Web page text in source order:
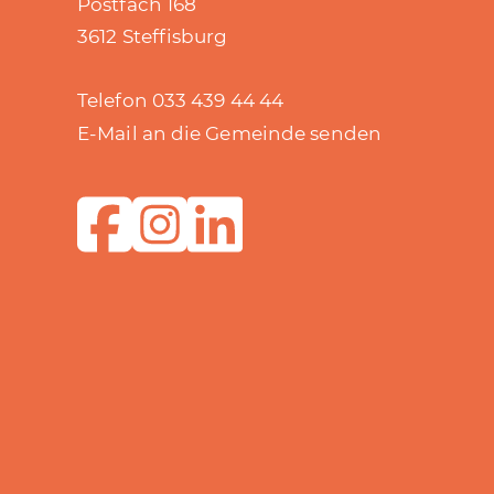
Postfach 168
3612 Steffisburg
Telefon 033 439 44 44
E-Mail an die Gemeinde senden